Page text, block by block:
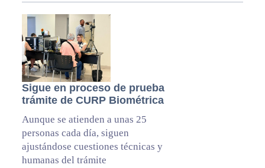
Sigue en proceso de prueba
trámite de CURP Biométrica
Aunque se atienden a unas 25
personas cada día, siguen
ajustándose cuestiones técnicas y
humanas del trámite